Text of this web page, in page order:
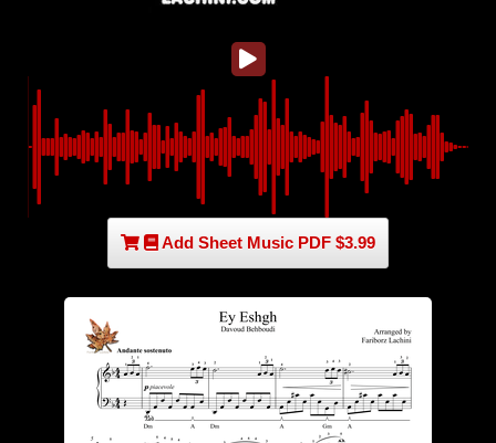
Add Sheet Music PDF $3.99